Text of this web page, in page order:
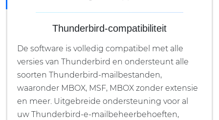
Thunderbird-compatibiliteit
De software is volledig compatibel met alle
versies van Thunderbird en ondersteunt alle
soorten Thunderbird-mailbestanden,
waaronder MBOX, MSF, MBOX zonder extensie
en meer. Uitgebreide ondersteuning voor al
uw Thunderbird-e-mailbeheerbehoeften,